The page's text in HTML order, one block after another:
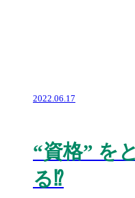
2022.06.17
“資格” を
る⁉️